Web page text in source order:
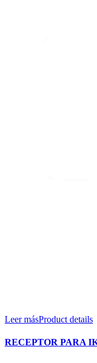
Leer másProduct details
RECEPTOR PARA